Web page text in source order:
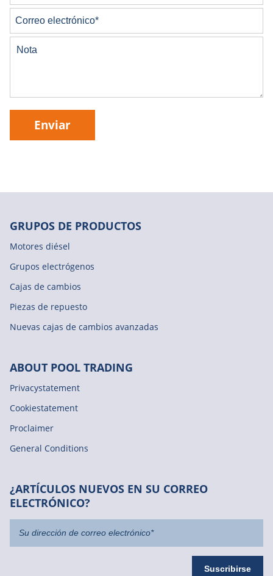
Enviar
GRUPOS DE PRODUCTOS
Motores diésel
Grupos electrógenos
Cajas de cambios
Piezas de repuesto
Nuevas cajas de cambios avanzadas
ABOUT POOL TRADING
Privacystatement
Cookiestatement
Proclaimer
General Conditions
¿ARTÍCULOS NUEVOS EN SU CORREO
ELECTRÓNICO?